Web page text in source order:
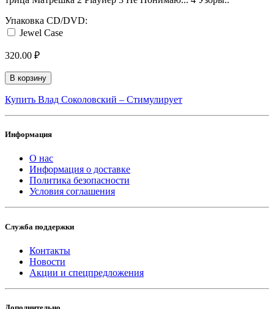
Упаковка CD/DVD:
Jewel Case
320.00 ₽
В корзину
Купить Влад Соколовский ‎– Стимулирует
Информация
О нас
Информация о доставке
Политика безопасности
Условия соглашения
Служба поддержки
Контакты
Новости
Акции и спецпредложения